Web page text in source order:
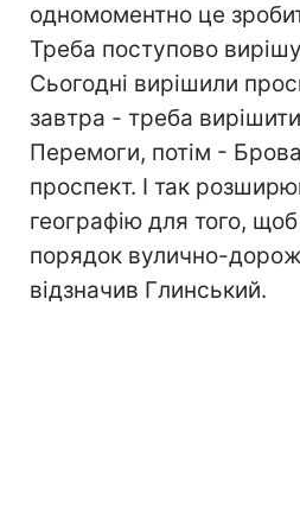
одномоментно це
Треба поступово
Сьогодні вирішили
завтра - треба
Перемоги, потім -
проспект. І так
географію для того,
порядок вулично-
відзначив Глинський.